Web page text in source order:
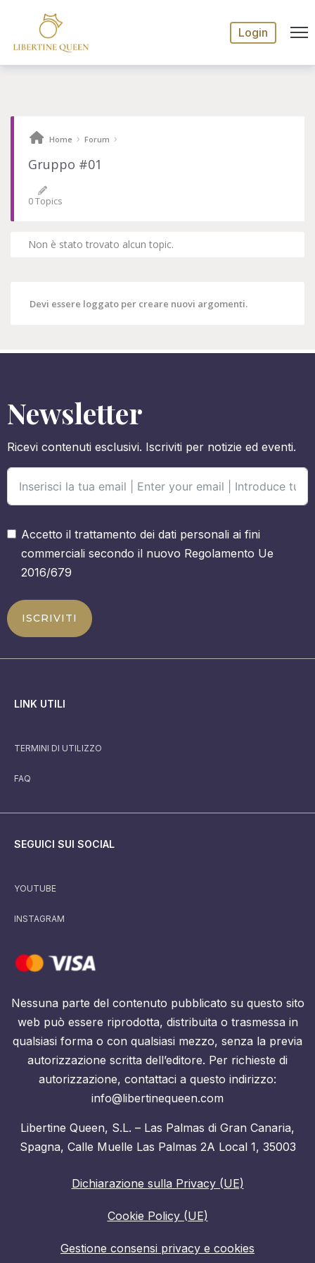
Login
Home › Forum ›
Gruppo #01
0 Topics
Non è stato trovato alcun topic.
Devi essere loggato per creare nuovi argomenti.
Newsletter
Ricevi contenuti esclusivi. Iscriviti per notizie ed eventi.
Accetto il trattamento dei dati personali ai fini
commerciali secondo il nuovo Regolamento Ue
2016/679
ISCRIVITI
LINK UTILI
TERMINI DI UTILIZZO
FAQ
SEGUICI SUI SOCIAL
YOUTUBE
INSTAGRAM
Nessuna parte del contenuto pubblicato su questo sito
web può essere riprodotta, distribuita o trasmessa in
qualsiasi forma o con qualsiasi mezzo, senza la previa
autorizzazione scritta dell’editore. Per richieste di
autorizzazione, contattaci a questo indirizzo:
info@libertinequeen.com
Libertine Queen, S.L. – Las Palmas di Gran Canaria,
Spagna, Calle Muelle Las Palmas 2A Local 1, 35003
Dichiarazione sulla Privacy (UE)
Cookie Policy (UE)
Gestione consensi privacy e cookies